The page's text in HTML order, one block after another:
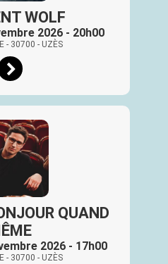
WOLF
2026 - 20h00
- 30700 - UZÈS
QUAND
2026 - 17h00
- 30700 - UZÈS